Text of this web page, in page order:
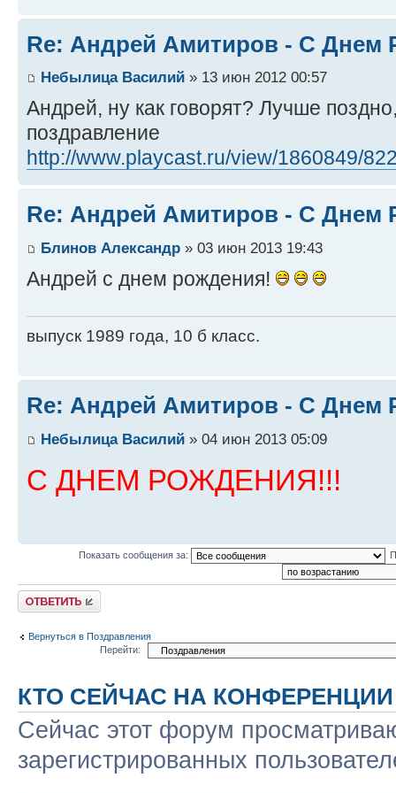
Re: Андрей Амитиров - С Днем
Небылица Василий » 13 июн 2012 00:57
Андрей, ну как говорят? Лучше
поздравление
http://www.playcast.ru/view/1860849/
Re: Андрей Амитиров - С Днем
Блинов Александр » 03 июн 2013 19:43
Андрей с днем рождения!
выпуск 1989 года, 10 б класс.
Re: Андрей Амитиров - С Днем
Небылица Василий » 04 июн 2013 05:09
С ДНЕМ РОЖДЕНИЯ!!!
Показать сообщения за:
Ответить
Вернуться в Поздравления
Перейти:
КТО СЕЙЧАС НА КОНФЕРЕНЦИИ
Сейчас этот форум
зарегистрированных